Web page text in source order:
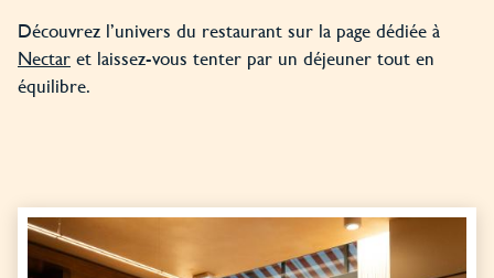
Découvrez l’univers du restaurant sur la page dédiée à
Nectar et laissez-vous tenter par un déjeuner tout en
équilibre.